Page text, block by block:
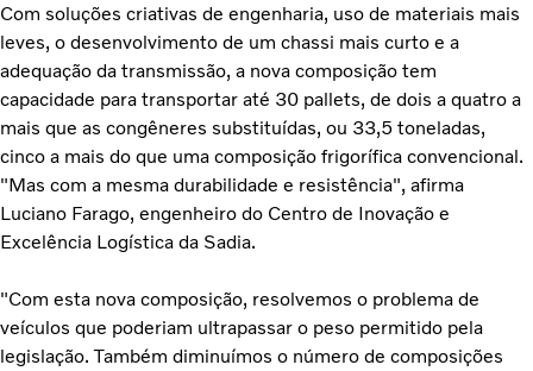
Com soluções criativas de engenharia, uso de materiais mais
leves, o desenvolvimento de um chassi mais curto e a
adequação da transmissão, a nova composição tem
capacidade para transportar até 30 pallets, de dois a quatro a
mais que as congêneres substituídas, ou 33,5 toneladas,
cinco a mais do que uma composição frigorífica convencional.
"Mas com a mesma durabilidade e resistência", afirma
Luciano Farago, engenheiro do Centro de Inovação e
Excelência Logística da Sadia.
"Com esta nova composição, resolvemos o problema de
veículos que poderiam ultrapassar o peso permitido pela
legislação. Também diminuímos o número de composições